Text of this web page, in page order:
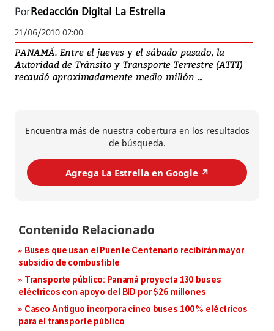
PorRedacción Digital La Estrella
21/06/2010 02:00
PANAMÁ. Entre el jueves y el sábado pasado, la
Autoridad de Tránsito y Transporte Terrestre (ATTT)
recaudó aproximadamente medio millón ...
Encuentra más de nuestra cobertura en los resultados
de búsqueda.
Agrega La Estrella en Google ↗️
Buses que usan el Puente Centenario recibirán mayor
subsidio de combustible
Transporte público: Panamá proyecta 130 buses
eléctricos con apoyo del BID por $26 millones
Casco Antiguo incorpora cinco buses 100% eléctricos
para el transporte público